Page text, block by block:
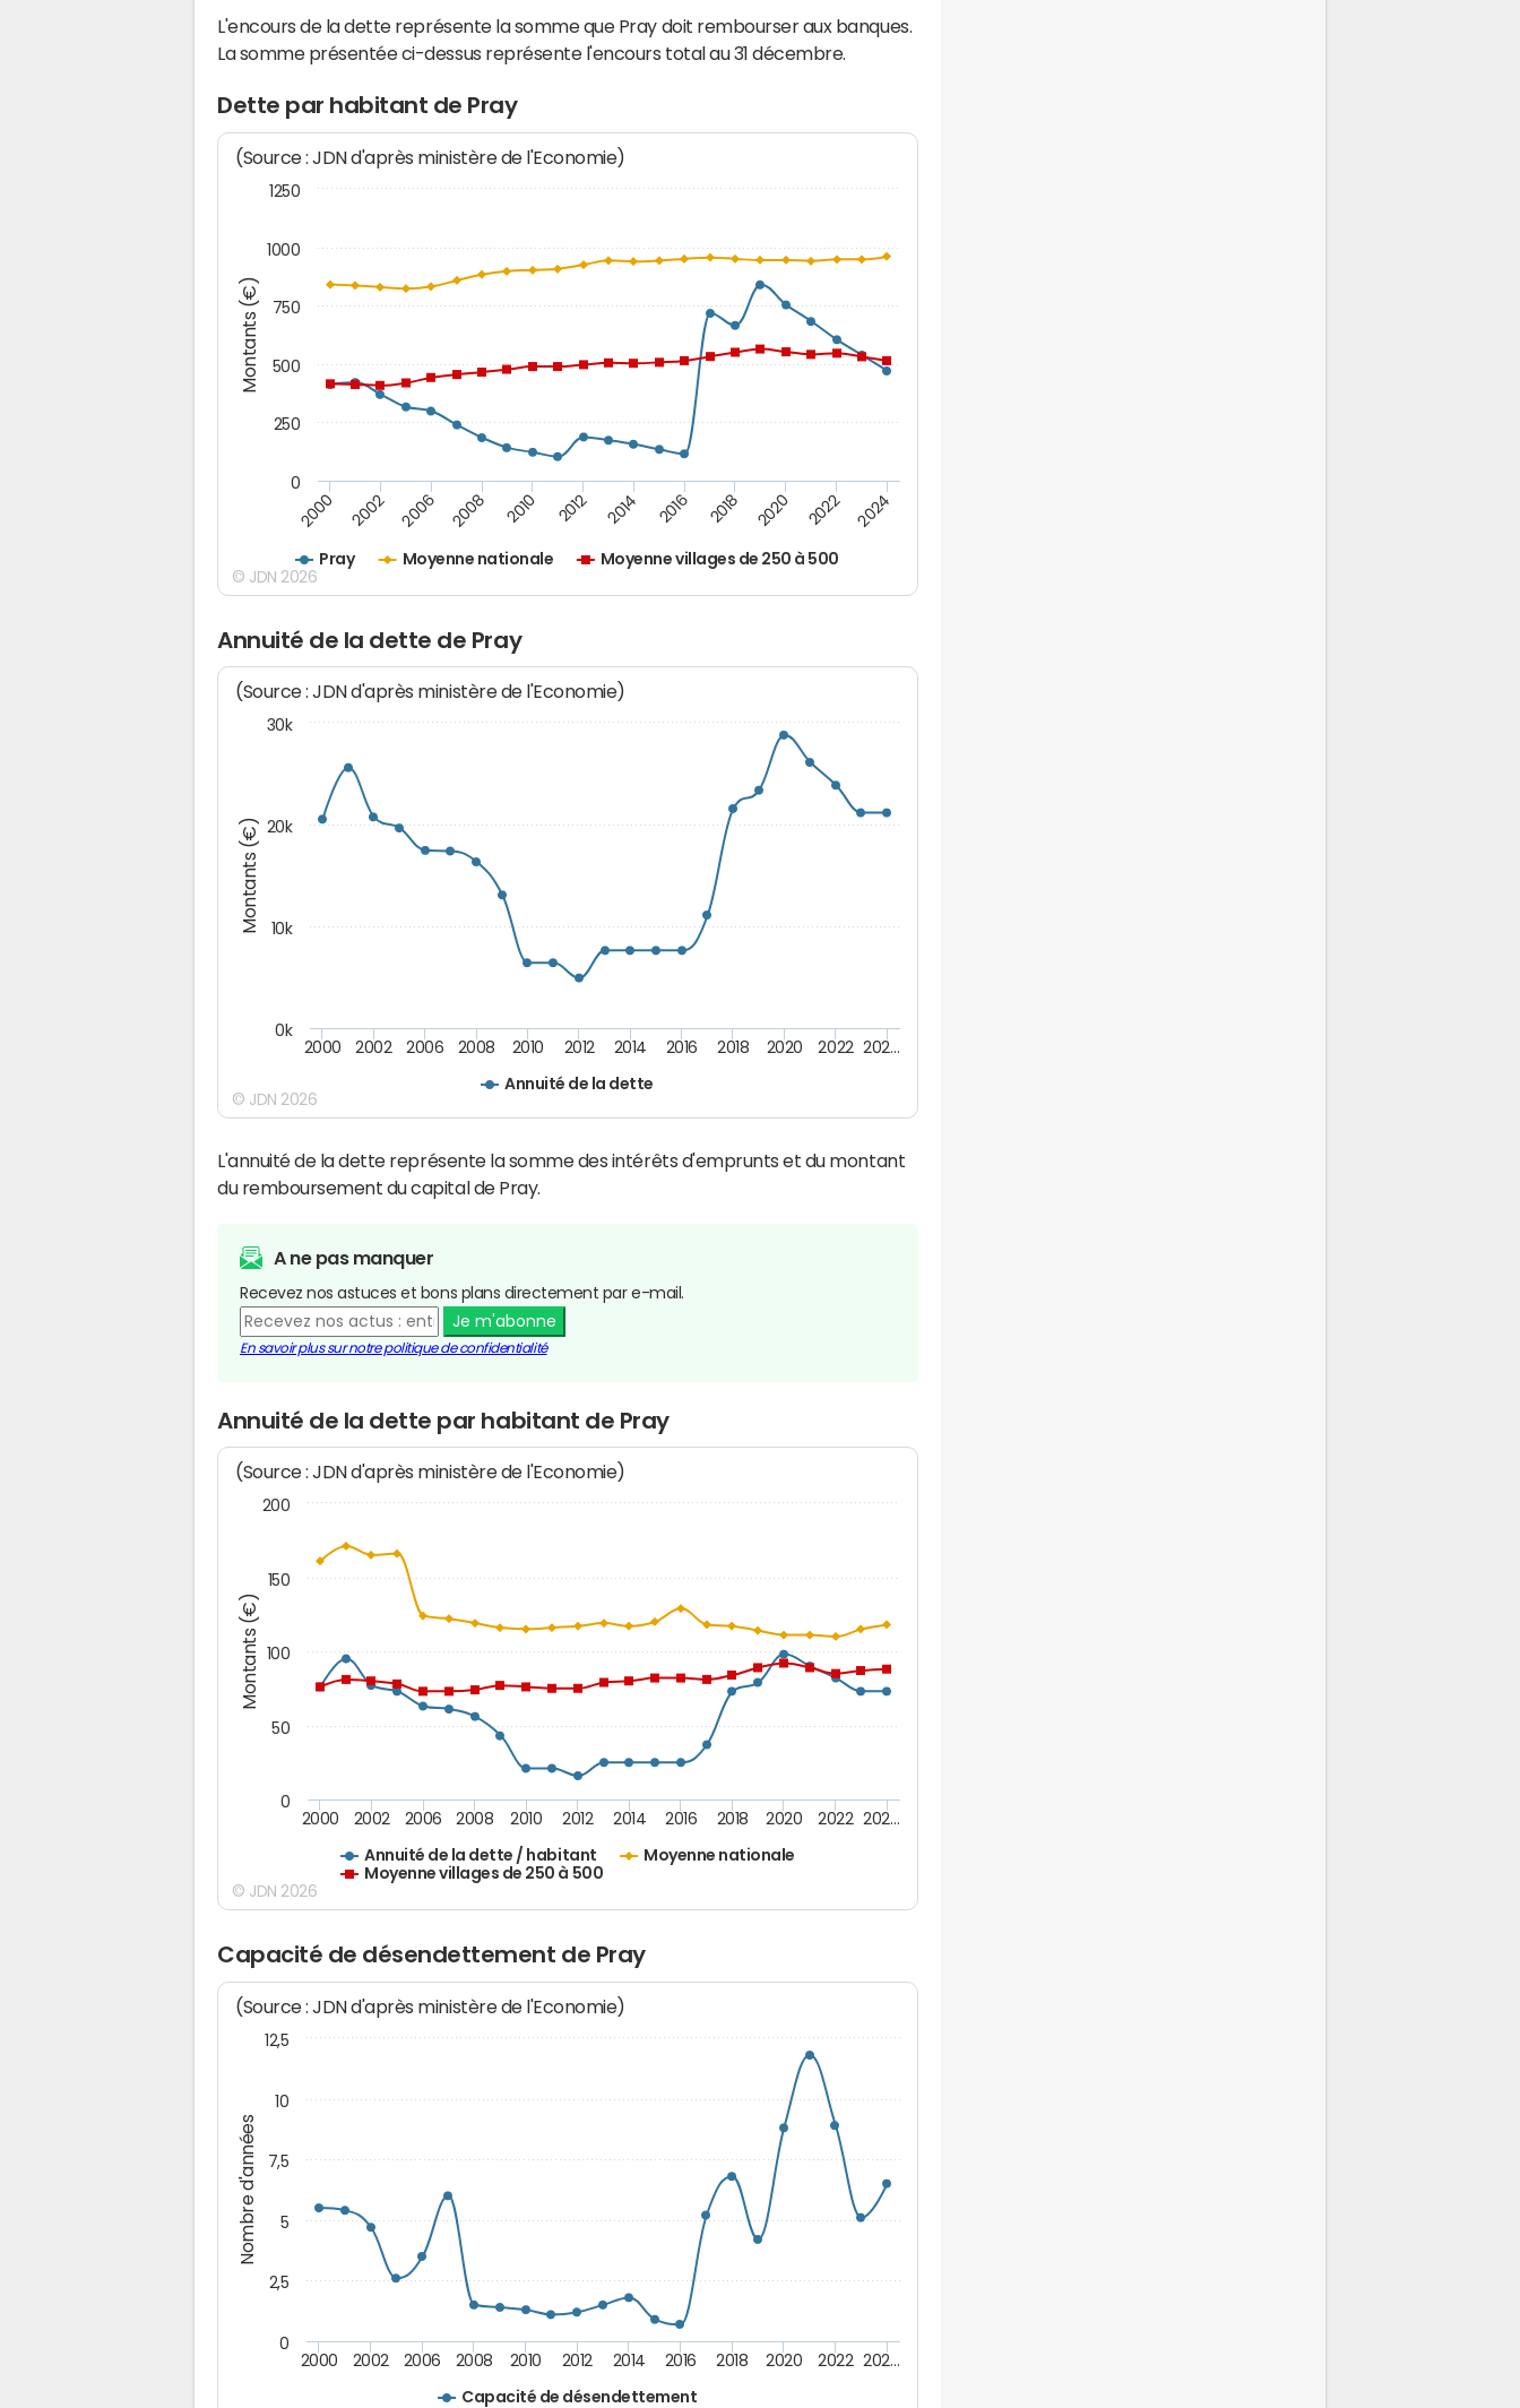
L'encours de la dette représente la somme que Pray doit rembourser aux banques.
La somme présentée ci-dessus représente l'encours total au 31 décembre.
Dette par habitant de Pray
Montants (€)
(Source : JDN d'après ministère de l'Economie)
Pray Moyenne nationale Moyenne villages de 250 à 500
2000 2002 2006 2008 2010 2012 2014 2016 2018 2020 2022 2024
0
250
500
750
1000
1250
© JDN 2026
Annuité de la dette de Pray
Montants (€)
(Source : JDN d'après ministère de l'Economie)
Annuité de la dette
2000 2002 2006 2008 2010 2012 2014 2016 2018 2020 2022 202…
0k
10k
20k
30k
© JDN 2026
L'annuité de la dette représente la somme des intérêts d'emprunts et du montant
du remboursement du capital de Pray.
A ne pas manquer
Recevez nos astuces et bons plans directement par e-mail.
Je m'abonne
En savoir plus sur notre politique de confidentialité
Annuité de la dette par habitant de Pray
Montants (€)
(Source : JDN d'après ministère de l'Economie)
Annuité de la dette / habitant
Moyenne nationale
Moyenne villages de 250 à 500
2000 2002 2006 2008 2010 2012 2014 2016 2018 2020 2022 202…
0
50
100
150
200
© JDN 2026
Capacité de désendettement de Pray
Nombre d'années
(Source : JDN d'après ministère de l'Economie)
Capacité de désendettement
2000 2002 2006 2008 2010 2012 2014 2016 2018 2020 2022 202…
0
2,5
5
7,5
10
12,5